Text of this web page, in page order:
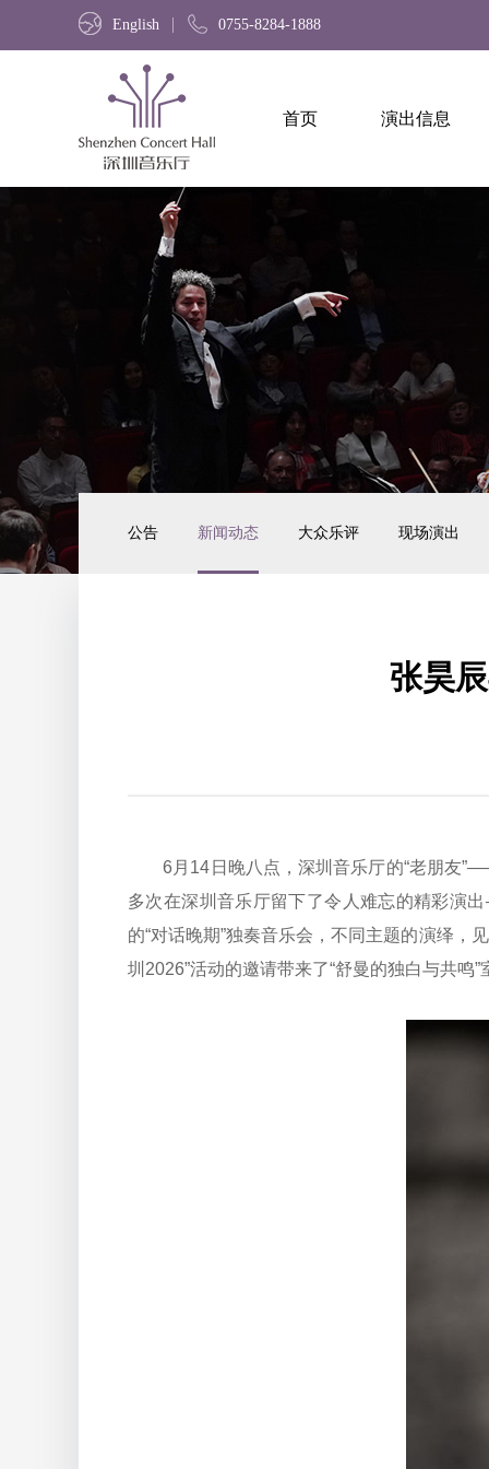
English 0755-8284-1888
首页 演出信息
公告 新闻动态 大众乐评 现场演出
张昊
6月14日晚八点，深圳音乐厅的“老朋友”——
多次在深圳音乐厅留下了令人难忘的精彩演
的“对话晚期”独奏音乐会，不同主题的演绎，
圳2026”活动的邀请带来了“舒曼的独白与共